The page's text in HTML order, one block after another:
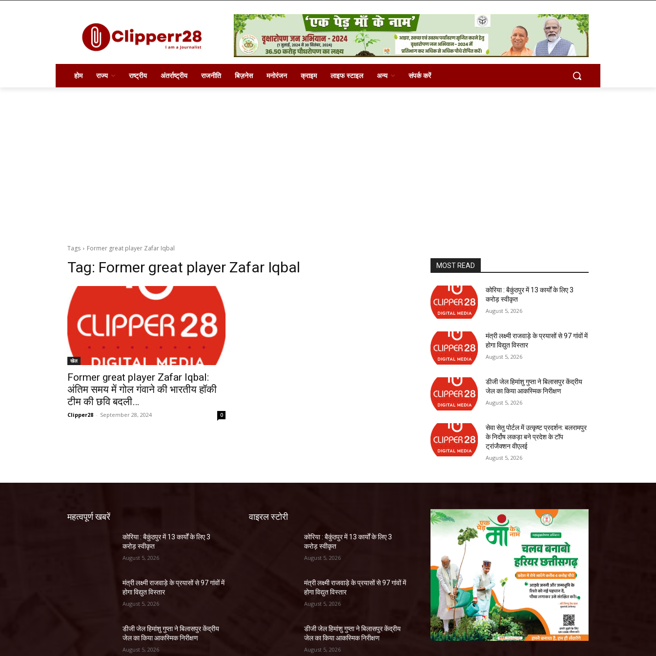
होम राज्य राष्ट्रीय अंतर्राष्ट्रीय राजनीति बिज़नेस मनोरंजन क्राइम लाइफ स्टाइल अन्य संपर्क करें
Tags Former great player Zafar Iqbal
Tag: Former great player Zafar Iqbal
खेल
Former great player Zafar Iqbal:
अंतिम समय में गोल गंवाने की भारतीय हॉकी
टीम की छवि बदली…
Clipper28 - September 28, 2024 0
MOST READ
कोरिया : बैकुंठपुर में 13 कार्यों के लिए 3
करोड़ स्वीकृत
August 5, 2026
मंत्री लक्ष्मी राजवाड़े के प्रयासों से 97 गांवों में
होगा विद्युत विस्तार
August 5, 2026
डीजी जेल हिमांशु गुप्ता ने बिलासपुर केंद्रीय
जेल का किया आकस्मिक निरीक्षण
August 5, 2026
सेवा सेतु पोर्टल में उत्कृष्ट प्रदर्शन: बलरामपुर
के निर्दोष लकड़ा बने प्रदेश के टॉप
ट्रांजैक्शन वीएलई
August 5, 2026
महत्वपूर्ण खबरें
कोरिया : बैकुंठपुर में 13 कार्यों के लिए 3
करोड़ स्वीकृत
August 5, 2026
मंत्री लक्ष्मी राजवाड़े के प्रयासों से 97 गांवों में
होगा विद्युत विस्तार
August 5, 2026
डीजी जेल हिमांशु गुप्ता ने बिलासपुर केंद्रीय
जेल का किया आकस्मिक निरीक्षण
August 5, 2026
वाइरल स्टोरी
कोरिया : बैकुंठपुर में 13 कार्यों के लिए 3
करोड़ स्वीकृत
August 5, 2026
मंत्री लक्ष्मी राजवाड़े के प्रयासों से 97 गांवों में
होगा विद्युत विस्तार
August 5, 2026
डीजी जेल हिमांशु गुप्ता ने बिलासपुर केंद्रीय
जेल का किया आकस्मिक निरीक्षण
August 5, 2026